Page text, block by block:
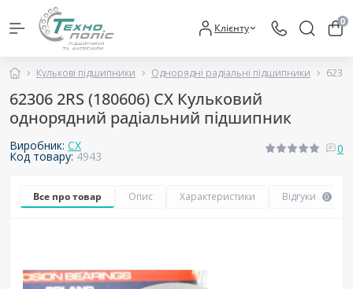
Клієнту 0
Кулькові підшипники Однорядні радіальні підшипники
62306 2RS (180606) CX Кульковий
однорядний радіальний підшипник
Виробник: CX
Код товару:4943
0
Все про товар Опис Характеристики Відгуки 0